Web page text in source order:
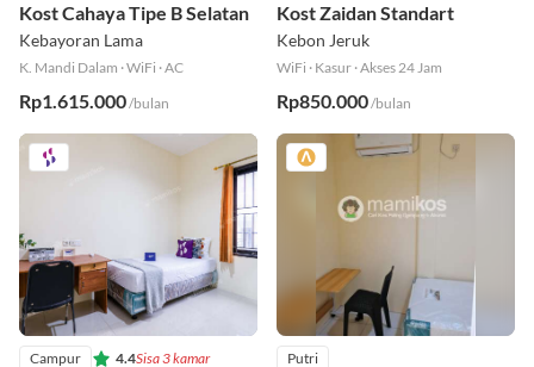
Kost Cahaya Tipe B Selatan
Kebayoran Lama
K. Mandi Dalam ·WiFi ·AC
Rp1.615.000/bulan
Kost Zaidan Standart
Kebon Jeruk
WiFi · Kasur ·Akses 24 Jam
Rp850.000/bulan
Campur 4.4Sisa 3 kamar Putri